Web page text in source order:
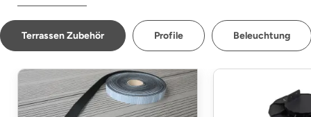
Terrassen Zubehör Profile Beleuchtung